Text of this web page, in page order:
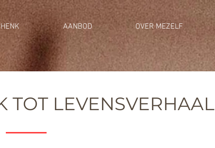
AANBOD OVER MEZELF
TOT LEVENSVERHAAL